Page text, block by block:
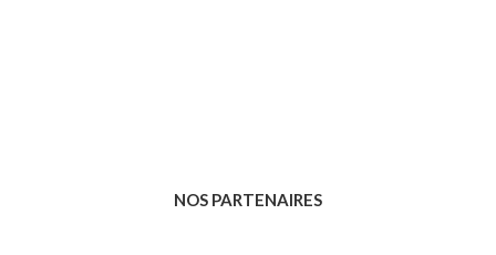
NOS PARTENAIRES